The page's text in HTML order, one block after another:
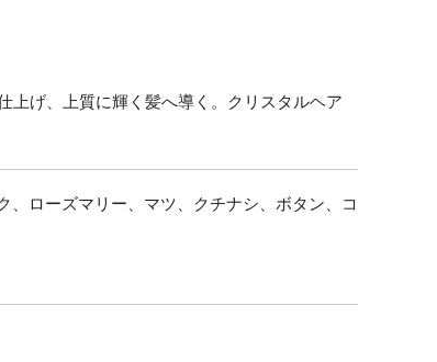
上げ、上質に輝く髪へ導く。クリスタルヘア
ローズマリー、マツ、クチナシ、ボタン、コ